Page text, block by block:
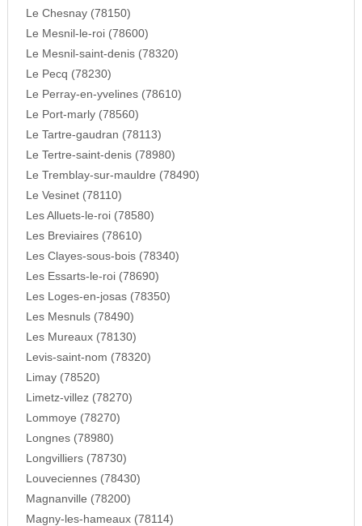
Le Chesnay (78150)
Le Mesnil-le-roi (78600)
Le Mesnil-saint-denis (78320)
Le Pecq (78230)
Le Perray-en-yvelines (78610)
Le Port-marly (78560)
Le Tartre-gaudran (78113)
Le Tertre-saint-denis (78980)
Le Tremblay-sur-mauldre (78490)
Le Vesinet (78110)
Les Alluets-le-roi (78580)
Les Breviaires (78610)
Les Clayes-sous-bois (78340)
Les Essarts-le-roi (78690)
Les Loges-en-josas (78350)
Les Mesnuls (78490)
Les Mureaux (78130)
Levis-saint-nom (78320)
Limay (78520)
Limetz-villez (78270)
Lommoye (78270)
Longnes (78980)
Longvilliers (78730)
Louveciennes (78430)
Magnanville (78200)
Magny-les-hameaux (78114)